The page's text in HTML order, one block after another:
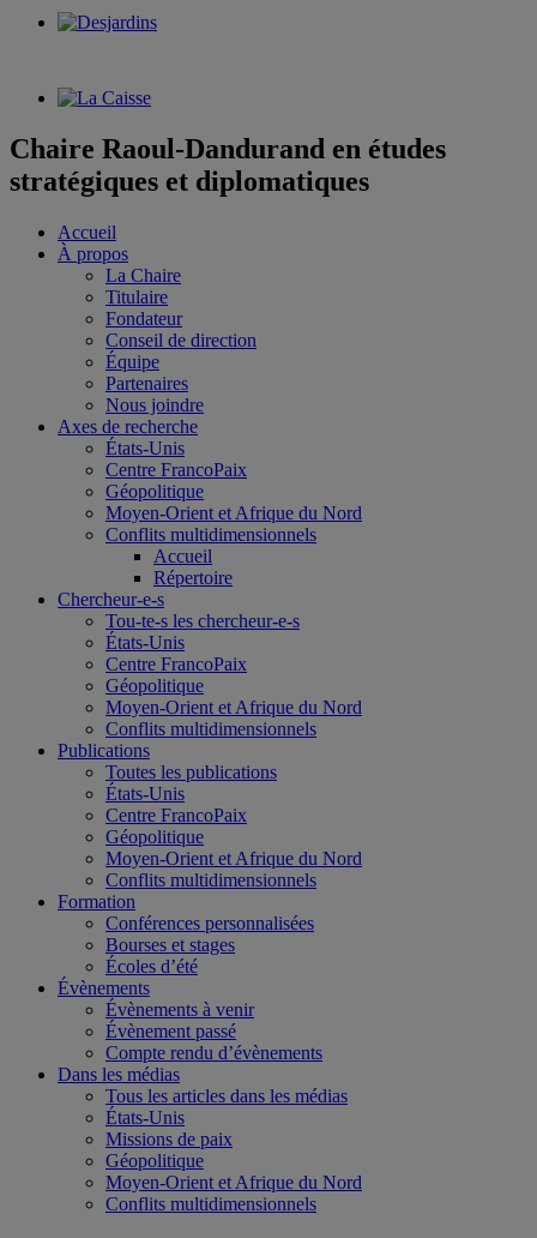
Chaire Raoul-Dandurand en études
stratégiques et diplomatiques
Accueil
À propos
La Chaire
Titulaire
Fondateur
Conseil de direction
Équipe
Partenaires
Nous joindre
Axes de recherche
États-Unis
Centre FrancoPaix
Géopolitique
Moyen-Orient et Afrique du Nord
Conflits multidimensionnels
Accueil
Répertoire
Chercheur-e-s
Tou-te-s les chercheur-e-s
États-Unis
Centre FrancoPaix
Géopolitique
Moyen-Orient et Afrique du Nord
Conflits multidimensionnels
Publications
Toutes les publications
États-Unis
Centre FrancoPaix
Géopolitique
Moyen-Orient et Afrique du Nord
Conflits multidimensionnels
Formation
Conférences personnalisées
Bourses et stages
Écoles d’été
Évènements
Évènements à venir
Évènement passé
Compte rendu d’évènements
Dans les médias
Tous les articles dans les médias
États-Unis
Missions de paix
Géopolitique
Moyen-Orient et Afrique du Nord
Conflits multidimensionnels